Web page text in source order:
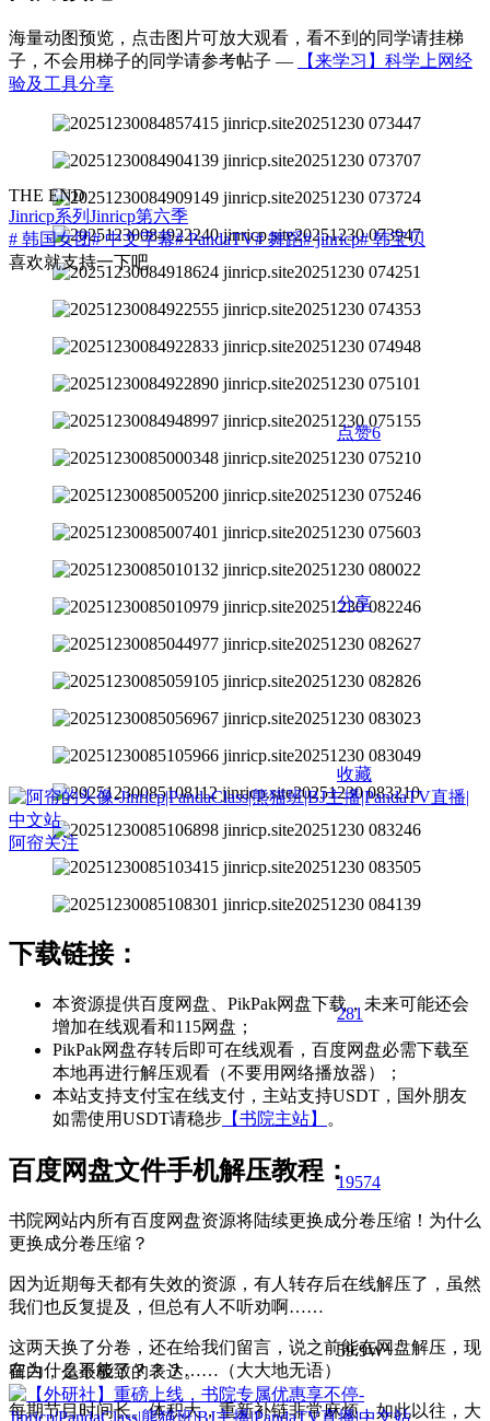
海量动图预览，点击图片可放大观看，看不到的同学请挂梯
子，不会用梯子的同学请参考帖子 —
【来学习】科学上网经
验及工具分享
下载链接：
本资源提供百度网盘、PikPak网盘下载，未来可能还会
增加在线观看和115网盘；
PikPak网盘存转后即可在线观看，百度网盘必需下载至
本地再进行解压观看（不要用网络播放器）；
本站支持支付宝在线支付，主站支持USDT，国外朋友
如需使用USDT请稳步 【书院主站】 。
百度网盘文件手机解压教程：
书院网站内所有百度网盘资源将陆续更换成分卷压缩！为什么
更换成分卷压缩？
因为近期每天都有失效的资源，有人转存后在线解压了，虽然
我们也反复提及，但总有人不听劝啊……
这两天换了分卷，还在给我们留言，说之前能在网盘解压，现
在为什么不能了？？？……（大大地无语）
每期节目时间长、体积大，重新补链非常麻烦，如此以往，大
THE END
Jinricp系列 Jinricp第六季
# 韩国女团# 中文字幕# PandaTV# 舞蹈# jinricp# 韩宝贝
喜欢就支持一下吧
点赞6
分享
收藏
阿帘关注
281
19574
59.9W+
留白，是最极致的表达。